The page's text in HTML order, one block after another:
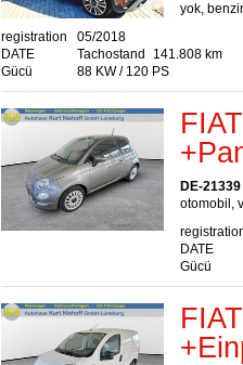
yok,
registration
DATE
05/2018
Tachostand
141.808 km
Gücü
88 KW / 120 PS
DE-
otomobil,
DATE
Gücü